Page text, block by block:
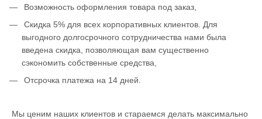
Возможность оформления товара под заказ,
Скидка 5% для всех корпоративных клиентов. Для
выгодного долгосрочного сотрудничества нами была
введена скидка, позволяющая вам существенно
сэкономить собственные средства,
Отсрочка платежа на 14 дней.
Мы ценим наших клиентов и стараемся делать максимально